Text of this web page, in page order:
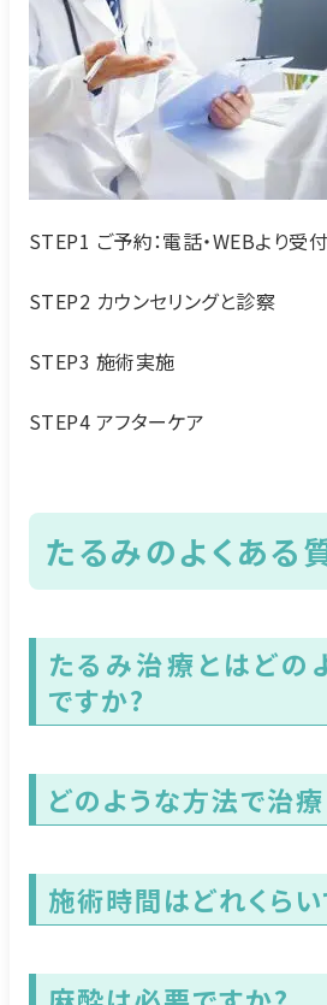
STEP1 ご予約：電話・WEBより受付
STEP2 カウンセリングと診察
STEP3 施術実施
STEP4 アフターケア
たるみのよくある
たるみ治療とはどの
ですか?
どのような方法で治
施術時間はどれくら